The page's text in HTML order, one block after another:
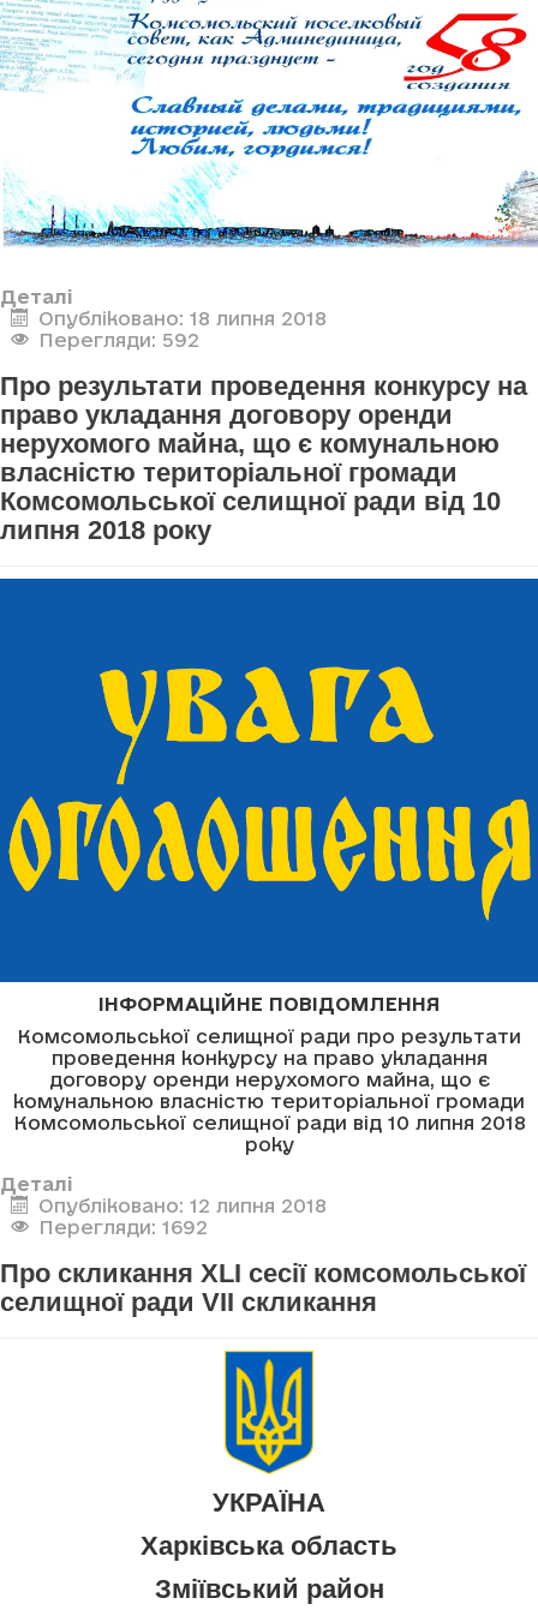
Деталі
Опубліковано: 18 липня 2018
Перегляди: 592
Про результати проведення конкурсу на
право укладання договору оренди
нерухомого майна, що є комунальною
власністю територіальної громади
Комсомольської селищної ради від 10
липня 2018 року
ІНФОРМАЦІЙНЕ ПОВІДОМЛЕННЯ
Комсомольської селищної ради про результати
проведення конкурсу на право укладання
договору оренди нерухомого майна, що є
комунальною власністю територіальної громади
Комсомольської селищної ради від 10 липня 2018
року
Деталі
Опубліковано: 12 липня 2018
Перегляди: 1692
Про скликання XLI сесії комсомольської
селищної ради VII скликання
УКРАЇНА
Харківська область
Зміївський район